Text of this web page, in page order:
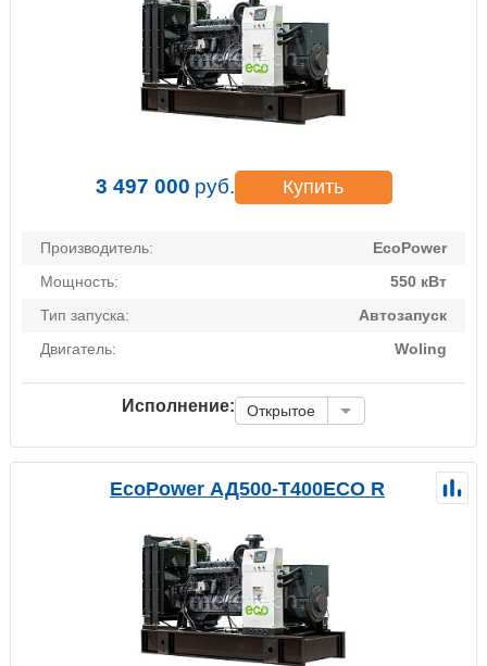
3 497 000 руб. Купить
Производитель:
EcoPower
Мощность:
550 кВт
Тип запуска:
Автозапуск
Двигатель:
Woling
Исполнение: Открытое
EcoPower АД500-T400ECO R